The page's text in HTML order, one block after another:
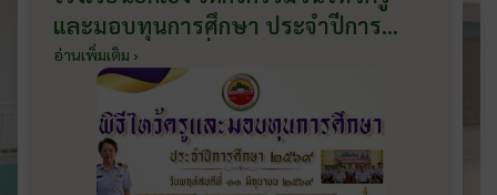
และมอบทุนการศึกษา ประจำปีการ
ศึกษา 2569 วันที่ 11 มิถุนายน 2569
อ่านเพิ่มเติม ›